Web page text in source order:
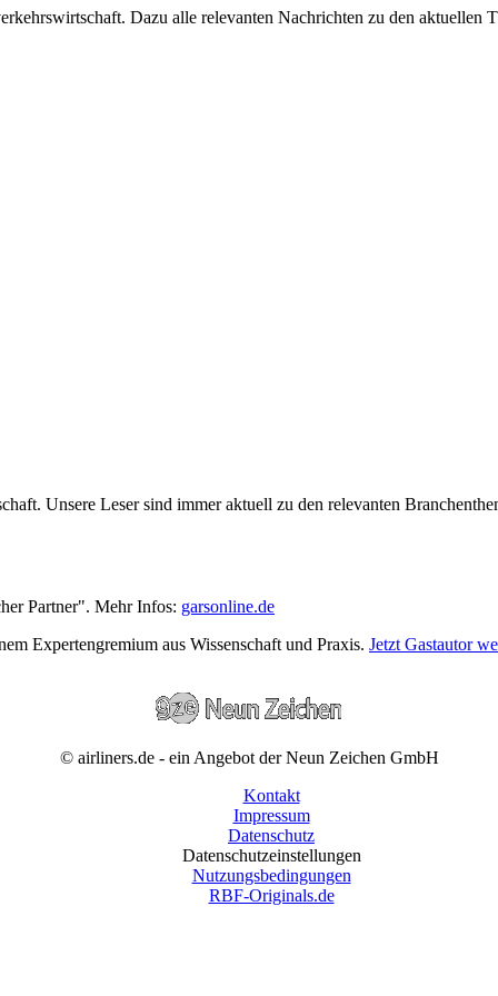
Dazu alle relevanten Nachrichten zu den aktuellen
Unsere Leser sind immer aktuell zu den relevanten
Partner". Mehr Infos: garsonline.de
Expertengremium aus Wissenschaft und Praxis. Jetzt Gastautor
© airliners.de - ein Angebot der Neun Zeichen GmbH
Kontakt
Impressum
Datenschutz
Datenschutzeinstellungen
Nutzungsbedingungen
RBF-Originals.de